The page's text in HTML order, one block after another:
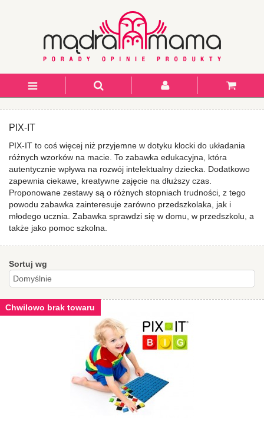
PIX-IT
PIX-IT to coś więcej niż przyjemne w dotyku klocki do układania
różnych wzorków na macie. To zabawka edukacyjna, która
autentycznie wpływa na rozwój intelektualny dziecka. Dodatkowo
zapewnia ciekawe, kreatywne zajęcie na dłuższy czas.
Proponowane zestawy są o różnych stopniach trudności, z tego
powodu zabawka zainteresuje zarówno przedszkolaka, jak i
młodego ucznia. Zabawka sprawdzi się w domu, w przedszkolu, a
także jako pomoc szkolna.
Sortuj wg
Chwilowo brak towaru